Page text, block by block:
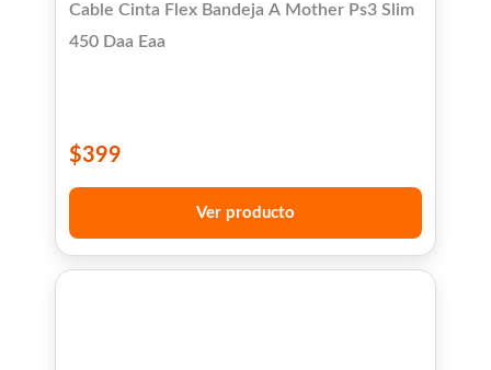
Cable Cinta Flex Bandeja A Mother Ps3 Slim
450 Daa Eaa
$399
Ver producto